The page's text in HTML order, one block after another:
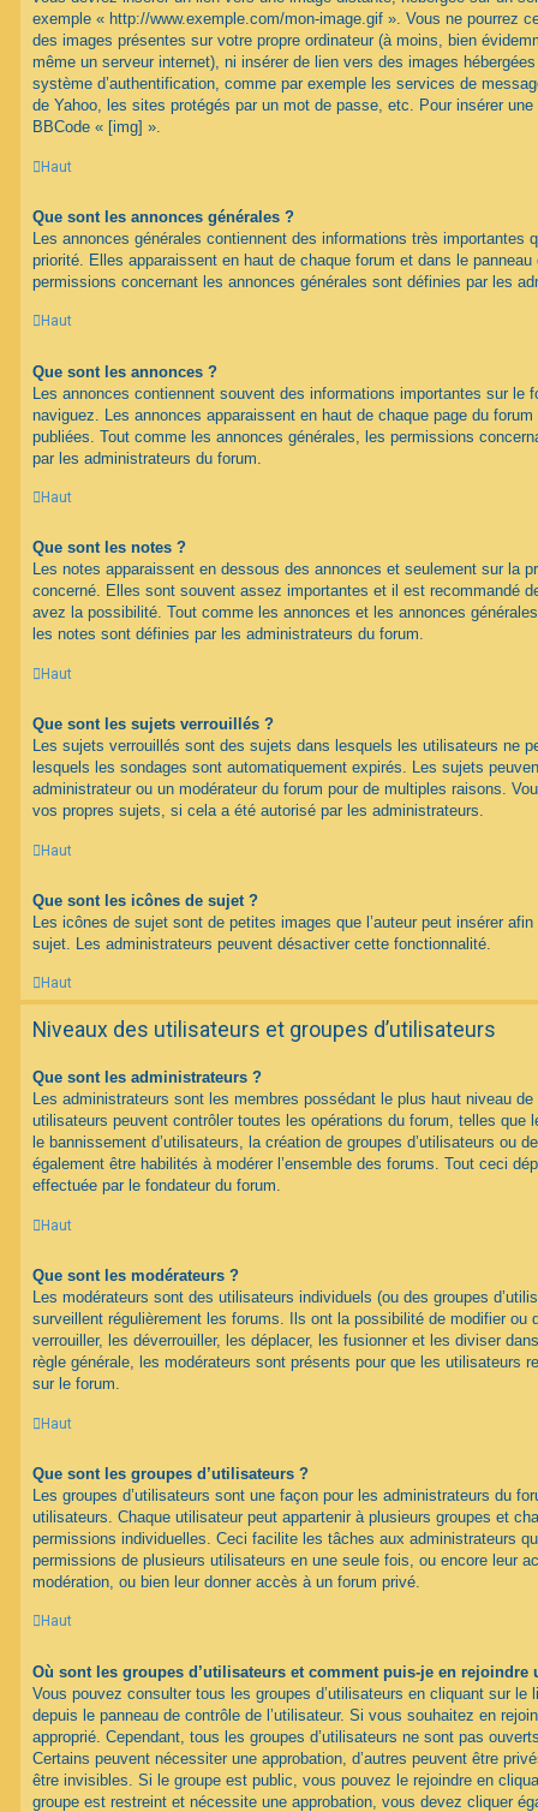
exemple « http://www.exemple.com/mon-image.gif ». Vous ne pourrez
des images présentes sur votre propre ordinateur (à moins, bien
même un serveur internet), ni insérer de lien vers des images
système d’authentification, comme par exemple les services de
de Yahoo, les sites protégés par un mot de passe, etc. Pour insérer
BBCode « [img] ».
Haut
Que sont les annonces générales ?
Les annonces générales contiennent des informations très importantes
priorité. Elles apparaissent en haut de chaque forum et dans le panneau
permissions concernant les annonces générales sont définies par les
Haut
Que sont les annonces ?
Les annonces contiennent souvent des informations importantes sur le
naviguez. Les annonces apparaissent en haut de chaque page du
publiées. Tout comme les annonces générales, les permissions
par les administrateurs du forum.
Haut
Que sont les notes ?
Les notes apparaissent en dessous des annonces et seulement sur la
concerné. Elles sont souvent assez importantes et il est recommandé
avez la possibilité. Tout comme les annonces et les annonces
les notes sont définies par les administrateurs du forum.
Haut
Que sont les sujets verrouillés ?
Les sujets verrouillés sont des sujets dans lesquels les utilisateurs ne
lesquels les sondages sont automatiquement expirés. Les sujets
administrateur ou un modérateur du forum pour de multiples raisons.
vos propres sujets, si cela a été autorisé par les administrateurs.
Haut
Que sont les icônes de sujet ?
Les icônes de sujet sont de petites images que l’auteur peut insérer
sujet. Les administrateurs peuvent désactiver cette fonctionnalité.
Haut
Niveaux des utilisateurs et groupes d’utilisateurs
Que sont les administrateurs ?
Les administrateurs sont les membres possédant le plus haut niveau
utilisateurs peuvent contrôler toutes les opérations du forum, telles que
le bannissement d’utilisateurs, la création de groupes d’utilisateurs ou
également être habilités à modérer l’ensemble des forums. Tout ceci
effectuée par le fondateur du forum.
Haut
Que sont les modérateurs ?
Les modérateurs sont des utilisateurs individuels (ou des groupes
surveillent régulièrement les forums. Ils ont la possibilité de modifier ou
verrouiller, les déverrouiller, les déplacer, les fusionner et les diviser
règle générale, les modérateurs sont présents pour que les utilisateurs
sur le forum.
Haut
Que sont les groupes d’utilisateurs ?
Les groupes d’utilisateurs sont une façon pour les administrateurs du
utilisateurs. Chaque utilisateur peut appartenir à plusieurs groupes et
permissions individuelles. Ceci facilite les tâches aux administrateurs
permissions de plusieurs utilisateurs en une seule fois, ou encore leur
modération, ou bien leur donner accès à un forum privé.
Haut
Où sont les groupes d’utilisateurs et comment puis-je en rejoindre
Vous pouvez consulter tous les groupes d’utilisateurs en cliquant sur le
depuis le panneau de contrôle de l’utilisateur. Si vous souhaitez en
approprié. Cependant, tous les groupes d’utilisateurs ne sont pas
Certains peuvent nécessiter une approbation, d’autres peuvent être
être invisibles. Si le groupe est public, vous pouvez le rejoindre en
groupe est restreint et nécessite une approbation, vous devez cliquer